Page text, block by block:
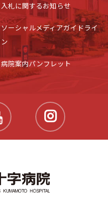
入札に関するお知らせ
ソーシャルメディアガイドライ
ン
病院案内パンフレット